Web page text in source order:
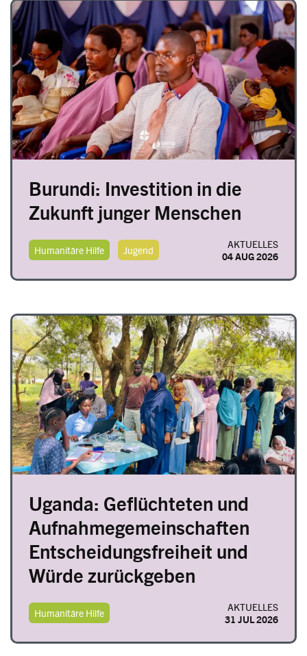
Image
Burundi: Investition in die
Zukunft junger Menschen
Humanitäre Hilfe Jugend
AKTUELLES
04 AUG 2026
Image
Uganda: Geflüchteten und
Aufnahmegemeinschaften
Entscheidungsfreiheit und
Würde zurückgeben
Humanitäre Hilfe
AKTUELLES
31 JUL 2026